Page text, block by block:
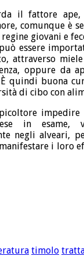
il fattore
comunque è
giovani e
può essere
attraverso
oppure da
È quindi buona
di cibo con
impedire
in esame,
negli alveari,
i loro
timolo